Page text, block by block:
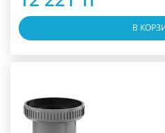
В